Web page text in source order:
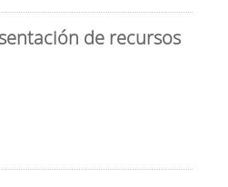
de recursos